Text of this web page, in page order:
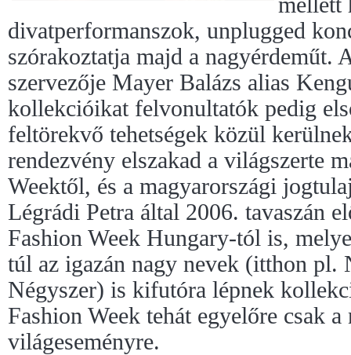
divatperformanszok, unplugged
szórakoztatja majd a nagyérdeműt.
szervezője Mayer Balázs alias
kollekcióikat felvonultatók pedig
feltörekvő tehetségek közül
rendezvény elszakad a világszerte
Weektől, és a magyarországi
Légrádi Petra által 2006. tavaszán
Fashion Week Hungary-tól is,
túl az igazán nagy nevek (itthon pl.
Négyszer) is kifutóra lépnek
Fashion Week tehát egyelőre csak
világeseményre.